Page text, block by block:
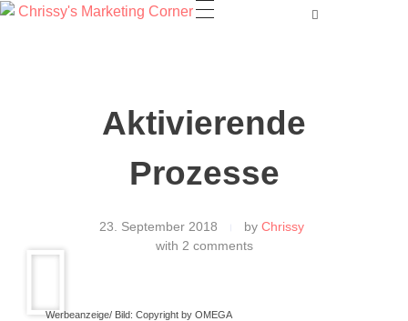
Aktivierende
Prozesse
23. September 2018 by Chrissy
with 2 comments
Werbeanzeige/ Bild: Copyright by OMEGA